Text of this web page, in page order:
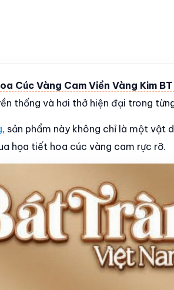
Cúc Vàng Cam Viền Vàng Kim
thống và hơi thở hiện đại trong
, sản phẩm này không chỉ là một vật
họa tiết hoa cúc vàng cam rực rỡ.